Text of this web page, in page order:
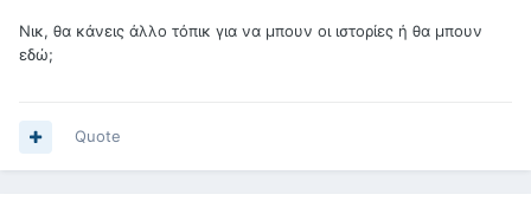
Nικ, θα κάνεις άλλο τόπικ για να μπουν οι ιστορίες ή θα μπουν
εδώ;
Quote